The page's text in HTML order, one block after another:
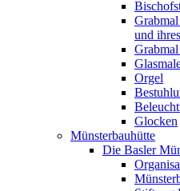
und
Orgel
Glocken
Münsterbauhütte
Die Basler